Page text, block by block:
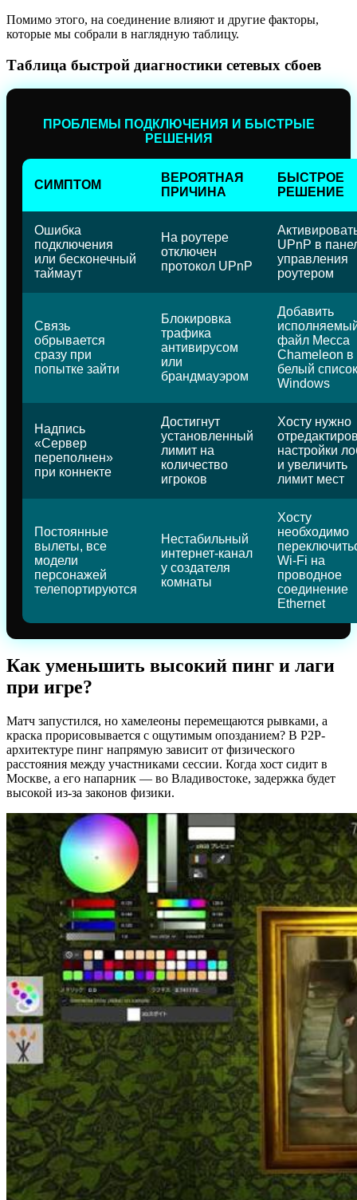
Помимо этого, на соединение влияют и другие факторы,
которые мы собрали в наглядную таблицу.
Таблица быстрой диагностики сетевых сбоев
ПРОБЛЕМЫ ПОДКЛЮЧЕНИЯ И БЫСТРЫЕ
РЕШЕНИЯ
СИМПТОМ
ВЕРОЯТНАЯ
ПРИЧИНА
БЫСТРОЕ
РЕШЕНИЕ
Ошибка
подключения
или бесконечный
таймаут
На роутере
отключен
протокол UPnP
UPnP в
управления
роутером
Связь
обрывается
сразу при
попытке зайти
Блокировка
трафика
антивирусом
или
брандмауэром
Добавить
файл Mecca
Chameleon в
белый список
Windows
Надпись
«Сервер
переполнен»
при коннекте
Достигнут
установленный
лимит на
количество
игроков
Хосту нужно
настройки
и увеличить
лимит мест
Постоянные
вылеты, все
модели
персонажей
телепортируются
Нестабильный
интернет-канал
у создателя
комнаты
Хосту
необходимо
Wi-Fi на
проводное
соединение
Ethernet
Как уменьшить высокий пинг и лаги
при игре?
Матч запустился, но хамелеоны перемещаются рывками, а
краска прорисовывается с ощутимым опозданием? В P2P-
архитектуре пинг напрямую зависит от физического
расстояния между участниками сессии. Когда хост сидит в
Москве, а его напарник — во Владивостоке, задержка будет
высокой из-за законов физики.